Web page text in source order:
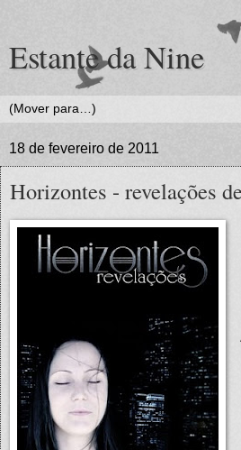
Estante da Nine
18 de fevereiro de 2011
Horizontes - revelações